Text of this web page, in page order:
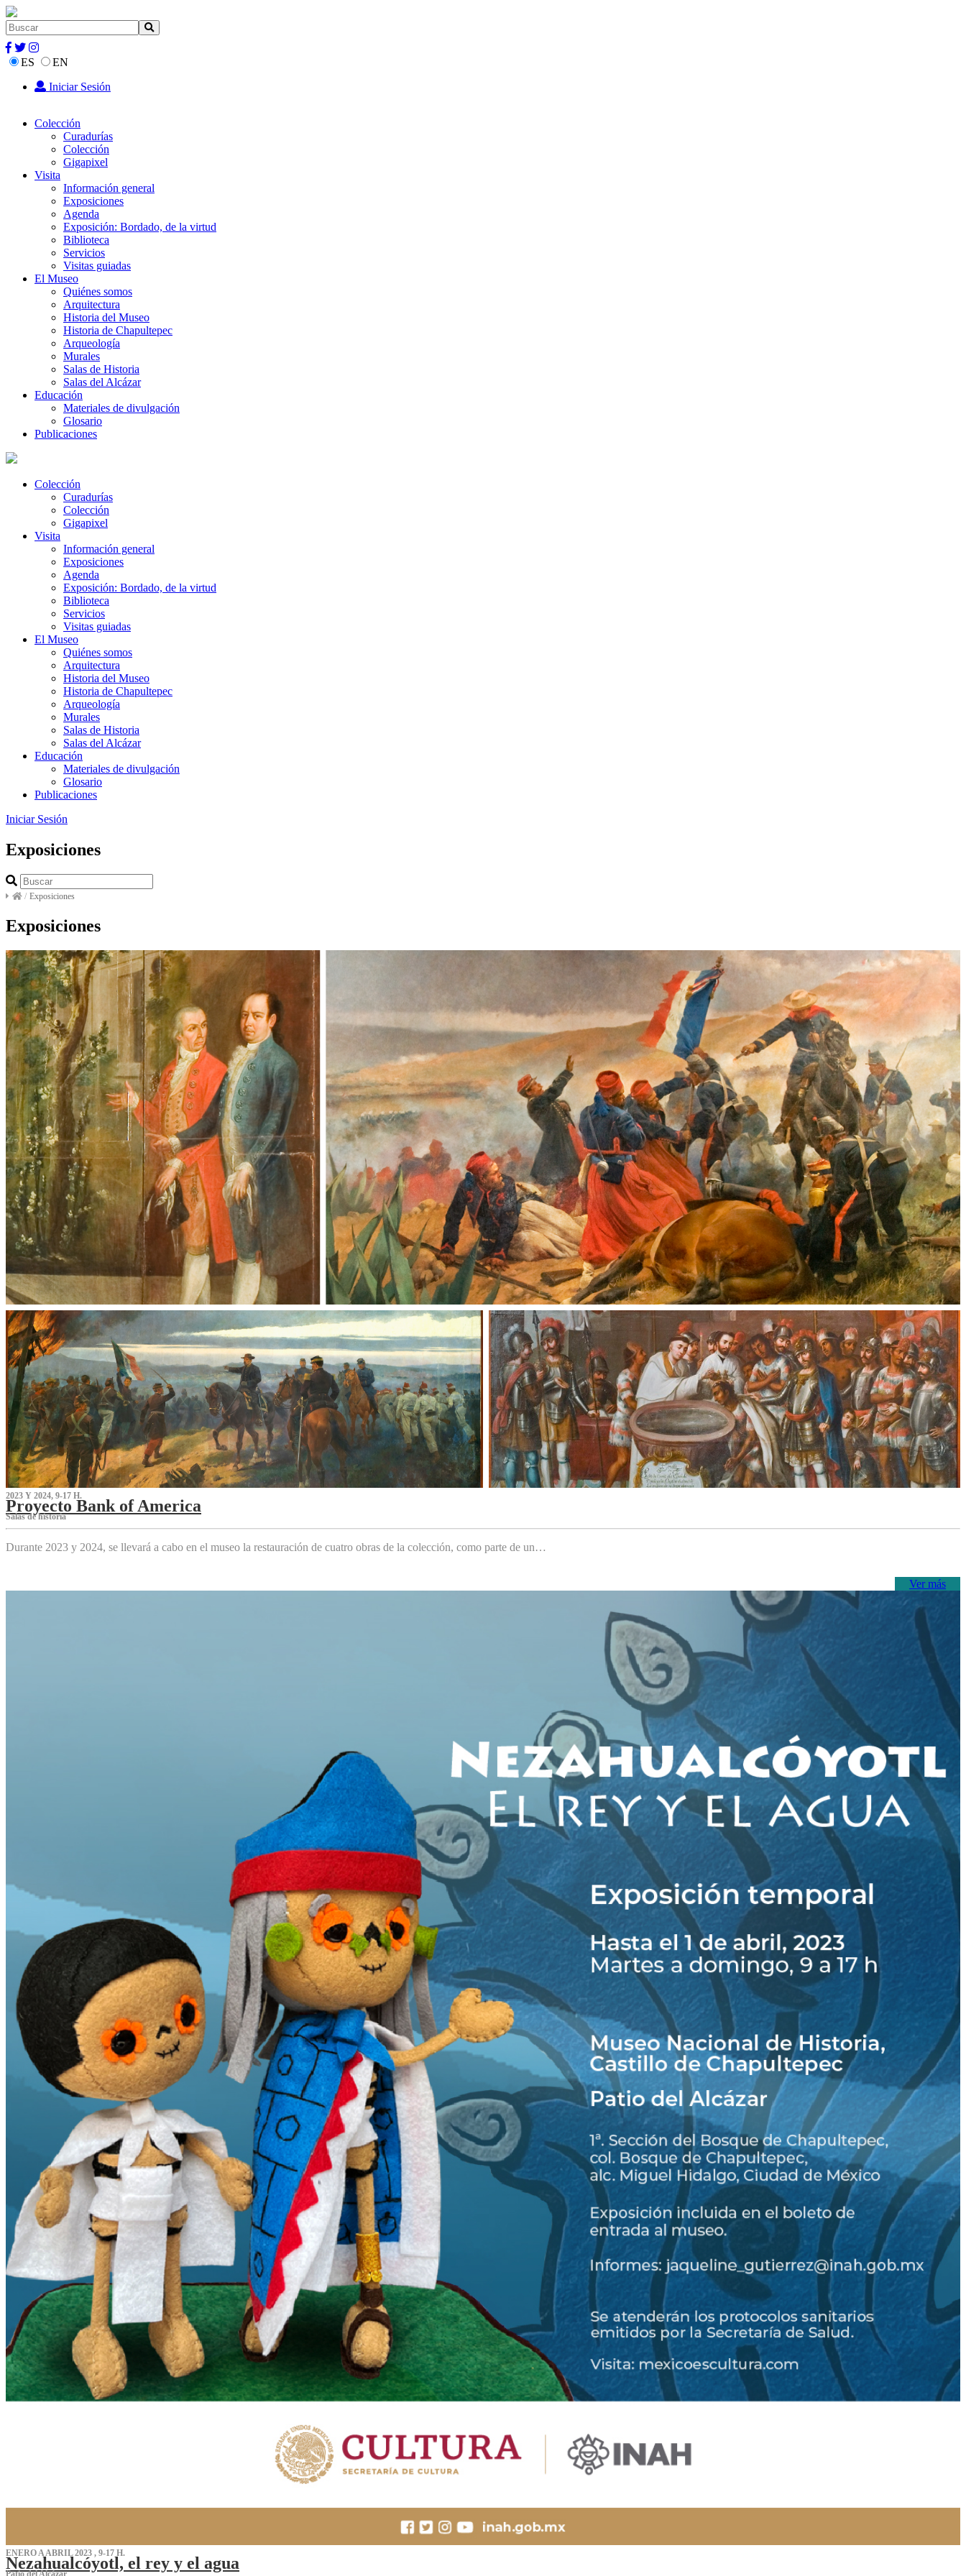
ES
EN
Iniciar Sesión
Colección
Curadurías
Colección
Gigapixel
Visita
Información general
Exposiciones
Agenda
Exposición: Bordado, de la virtud
Biblioteca
Servicios
Visitas guiadas
El Museo
Quiénes somos
Arquitectura
Historia del Museo
Historia de Chapultepec
Arqueología
Murales
Salas de Historia
Salas del Alcázar
Educación
Materiales de divulgación
Glosario
Publicaciones
Colección
Curadurías
Colección
Gigapixel
Visita
Información general
Exposiciones
Agenda
Exposición: Bordado, de la virtud
Biblioteca
Servicios
Visitas guiadas
El Museo
Quiénes somos
Arquitectura
Historia del Museo
Historia de Chapultepec
Arqueología
Murales
Salas de Historia
Salas del Alcázar
Educación
Materiales de divulgación
Glosario
Publicaciones
Iniciar Sesión
Exposiciones
/ Exposiciones
Exposiciones
2023 Y 2024, 9-17 H.
Proyecto Bank of America
S‌alas de historia
Durante 2023 y 2024, se llevará a cabo en el museo la restauración de cuatro obras de la colección, como parte de un…
Ver más
ENERO A ABRIL 2023 , 9-17 H.
Nezahualcóyotl, el rey y el agua